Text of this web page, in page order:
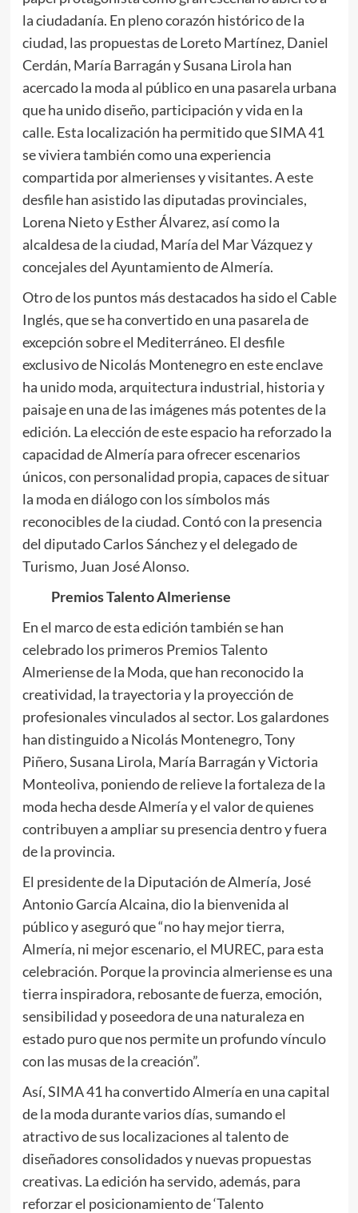
la ciudadanía. En pleno corazón histórico de la
ciudad, las propuestas de Loreto Martínez, Daniel
Cerdán, María Barragán y Susana Lirola han
acercado la moda al público en una pasarela urbana
que ha unido diseño, participación y vida en la
calle. Esta localización ha permitido que SIMA 41
se viviera también como una experiencia
compartida por almerienses y visitantes. A este
desfile han asistido las diputadas provinciales,
Lorena Nieto y Esther Álvarez, así como la
alcaldesa de la ciudad, María del Mar Vázquez y
concejales del Ayuntamiento de Almería.
Otro de los puntos más destacados ha sido el Cable
Inglés, que se ha convertido en una pasarela de
excepción sobre el Mediterráneo. El desfile
exclusivo de Nicolás Montenegro en este enclave
ha unido moda, arquitectura industrial, historia y
paisaje en una de las imágenes más potentes de la
edición. La elección de este espacio ha reforzado la
capacidad de Almería para ofrecer escenarios
únicos, con personalidad propia, capaces de situar
la moda en diálogo con los símbolos más
reconocibles de la ciudad. Contó con la presencia
del diputado Carlos Sánchez y el delegado de
Turismo, Juan José Alonso.
Premios Talento Almeriense
En el marco de esta edición también se han
celebrado los primeros Premios Talento
Almeriense de la Moda, que han reconocido la
creatividad, la trayectoria y la proyección de
profesionales vinculados al sector. Los galardones
han distinguido a Nicolás Montenegro, Tony
Piñero, Susana Lirola, María Barragán y Victoria
Monteoliva, poniendo de relieve la fortaleza de la
moda hecha desde Almería y el valor de quienes
contribuyen a ampliar su presencia dentro y fuera
de la provincia.
El presidente de la Diputación de Almería, José
Antonio García Alcaina, dio la bienvenida al
público y aseguró que “no hay mejor tierra,
Almería, ni mejor escenario, el MUREC, para esta
celebración. Porque la provincia almeriense es una
tierra inspiradora, rebosante de fuerza, emoción,
sensibilidad y poseedora de una naturaleza en
estado puro que nos permite un profundo vínculo
con las musas de la creación”.
Así, SIMA 41 ha convertido Almería en una capital
de la moda durante varios días, sumando el
atractivo de sus localizaciones al talento de
diseñadores consolidados y nuevas propuestas
creativas. La edición ha servido, además, para
reforzar el posicionamiento de ‘Talento